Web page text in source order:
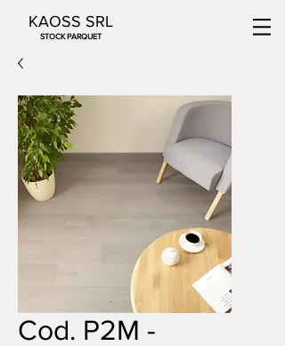
KAOSS SRL
STOCK PARQUET
Cod. P2M -